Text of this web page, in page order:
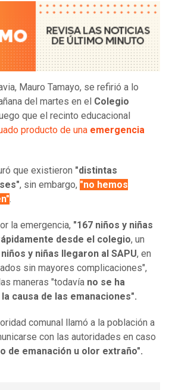
Mauro Tamayo, se refirió a lo
del martes en el Colegio
que el recinto educacional
producto de una emergencia
que existieron "distintas
, sin embargo, "no hemos
.
la emergencia, "167 niños y niñas
desde el colegio, un
y niñas llegaron al SAPU, en
sin mayores complicaciones",
maneras "todavía no se ha
causa de las emanaciones".
comunal llamó a la población a
con las autoridades en caso
de emanación u olor extraño".